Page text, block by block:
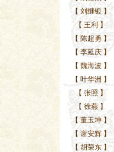
【 刘继银 】
【 王利 】
【 陈超勇 】
【 李延庆】
【 魏海波 】
【 叶华洲 】
【 张照 】
【 徐燕】
【 董玉坤】
【 谢安辉】
【 胡荣东】